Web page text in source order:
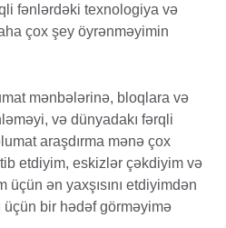
fənlərdəki texnologiya və
çox şey öyrənməyimin
mənbələrinə, bloqlara və
və dünyadakı fərqli
araşdırma mənə çox
etdiyim, eskizlər çəkdiyim və
üçün ən yaxşısını etdiyimdən
bir hədəf görməyimə